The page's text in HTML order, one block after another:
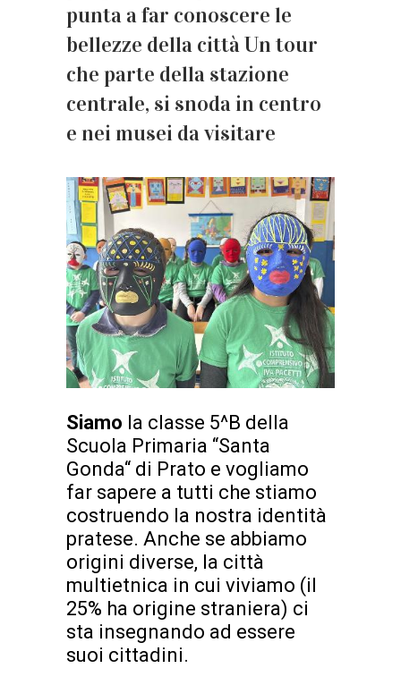
punta a far conoscere le
bellezze della città Un tour
che parte della stazione
centrale, si snoda in centro
e nei musei da visitare
Siamo la classe 5^B della
Scuola Primaria “Santa
Gonda“ di Prato e vogliamo
far sapere a tutti che stiamo
costruendo la nostra identità
pratese. Anche se abbiamo
origini diverse, la città
multietnica in cui viviamo (il
25% ha origine straniera) ci
sta insegnando ad essere
suoi cittadini.